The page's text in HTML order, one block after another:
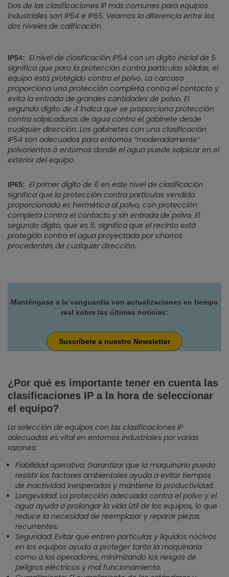
Dos de las clasificaciones IP más comunes para equipos
industriales son IP54 e IP65. Veamos la diferencia entre los
dos niveles de calificación.
IP54: El nivel de clasificación IP54 con un dígito inicial de 5
significa que para la protección contra partículas sólidas, el
equipo está protegido contra el polvo. La carcasa
proporciona una protección completa contra el contacto y
evita la entrada de grandes cantidades de polvo. El
segundo dígito de 4 indica que se proporciona protección
contra salpicaduras de agua contra el gabinete desde
cualquier dirección. Los gabinetes con una clasificación
IP54 son adecuados para entornos “moderadamente”
polvorientos o entornos donde el agua puede salpicar en el
exterior del equipo.
IP65: El primer dígito de 6 en este nivel de clasificación
significa que la protección contra partículas vendida
proporcionada es hermética al polvo, con protección
completa contra el contacto y sin entrada de polvo. El
segundo dígito, que es 5, significa que el recinto está
protegido contra el agua proyectada por chorros
procedentes de cualquier dirección.
Manténgase a la vanguardia con actualizaciones en tiempo
real sobre las últimas noticias:
Suscríbete a nuestro Newsletter
¿Por qué es importante tener en cuenta las
clasificaciones IP a la hora de seleccionar
el equipo?
La selección de equipos con las clasificaciones IP
adecuadas es vital en entornos industriales por varias
razones:
Fiabilidad operativa: Garantizar que la maquinaria pueda
resistir los factores ambientales ayuda a evitar tiempos
de inactividad inesperados y mantiene la productividad.
Longevidad: La protección adecuada contra el polvo y el
agua ayuda a prolongar la vida útil de los equipos, lo que
reduce la necesidad de reemplazar y reparar piezas
recurrentes.
Seguridad: Evitar que entren partículas y líquidos nocivos
en los equipos ayuda a proteger tanto la maquinaria
como a los operadores, minimizando los riesgos de
peligros eléctricos y mal funcionamiento.